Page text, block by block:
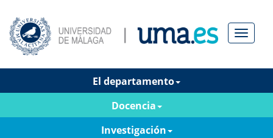
Menú
El departamento
Docencia
Investigación